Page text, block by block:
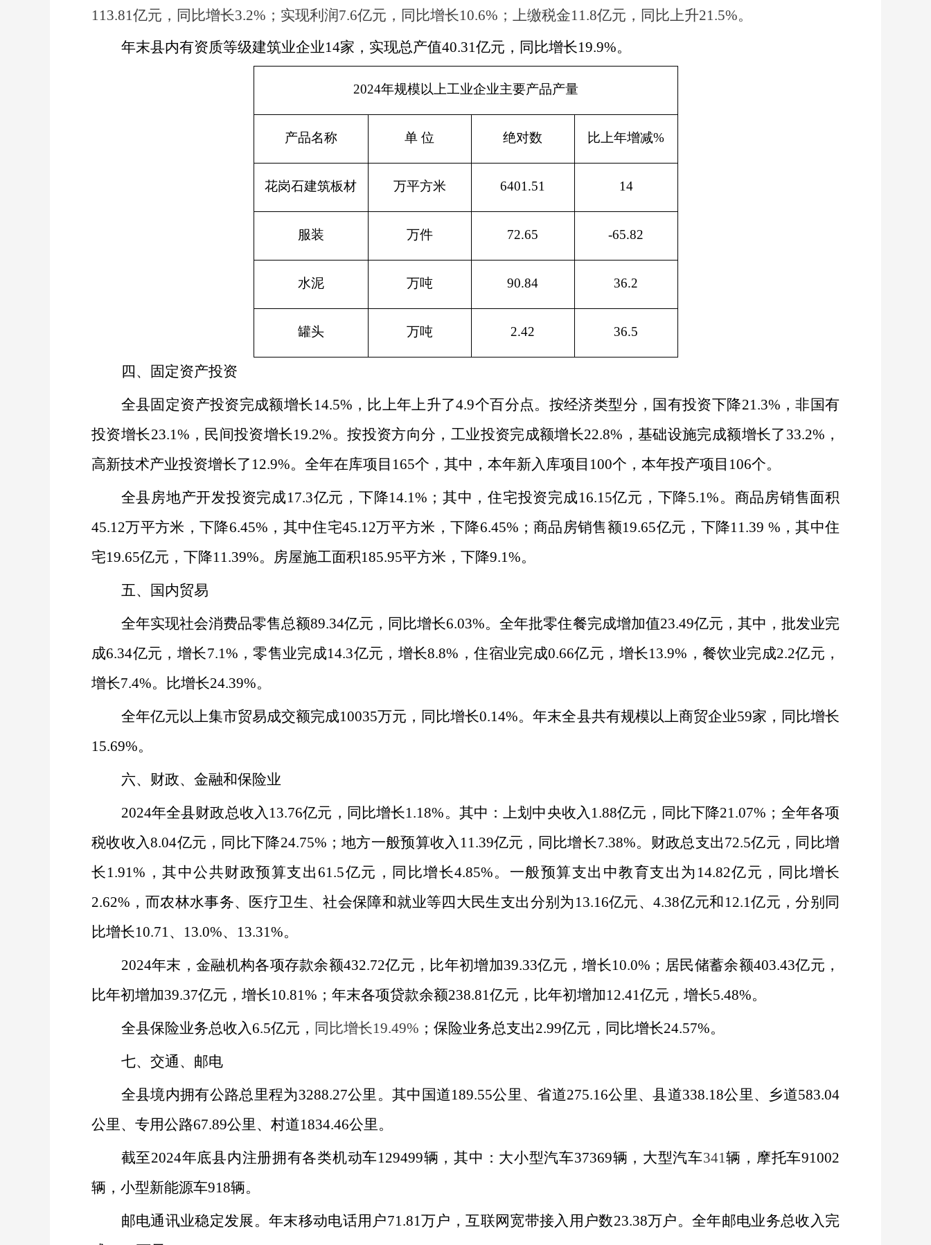
113.81亿元，同比增长3.2% ；实现利润7.6亿元，同比增长10.6% ；上缴税金11.8亿元，同比上升21.5%。
年末县内有资质等级建筑业企业14家，实现总产值40.31亿元，同比增长19.9%。
2024年规模以上工业企业主要产品产量
产品名称 单 位 绝对数 比上年增减%
花岗石建筑板材 万平方米 6401.51 14
服装 万件 72.65 -65.82
水泥 万吨 90.84 36.2
罐头 万吨 2.42 36.5
四、固定资产投资
全县固定资产投资完成额增长14.5% ，比上年上升了4.9个百分点。按经济类型分，国有投资下降21.3% ，非国有
投资增长23.1% ，民间投资增长19.2%。按投资方向分，工业投资完成额增长22.8% ，基础设施完成额增长了 33.2% ，
高新技术产业投资增长了 12.9%。全年在库项目 165个，其中，本年新入库项目 100个，本年投产项目 106个。
全县房地产开发投资完成17.3亿元，下降14.1% ；其中，住宅投资完成16.15亿元，下降5.1%。商品房销售面积
45.12万平方米，下降6.45% ，其中住宅45.12万平方米，下降6.45% ；商品房销售额19.65亿元，下降11.39 % ，其中住
宅19.65亿元，下降11.39%。房屋施工面积185.95平方米，下降9.1%。
五、国内贸易
全年实现社会消费品零售总额89.34亿元，同比增长6.03%。全年批零住餐完成增加值23.49亿元，其中，批发业完
成6.34亿元，增长7.1% ，零售业完成14.3亿元，增长8.8% ，住宿业完成0.66亿元，增长13.9% ，餐饮业完成2.2亿元，
增长7.4%。比增长24.39%。
全年亿元以上集市贸易成交额完成10035万元，同比增长0.14%。年末全县共有规模以上商贸企业59家，同比增长
15.69%。
六、财政、金融和保险业
2024年全县财政总收入 13.76亿元，同比增长1.18%。其中：上划中央收入 1.88亿元，同比下降21.07% ；全年各项
税收收入8.04亿元，同比下降24.75% ；地方一般预算收入 11.39亿元，同比增长7.38%。财政总支出72.5亿元，同比增
长1.91% ，其中公共财政预算支出 61.5亿元，同比增长4.85%。一般预算支出中教育支出为 14.82亿元，同比增长
2.62% ，而农林水事务、医疗卫生、社会保障和就业等四大民生支出分别为 13.16亿元、4.38亿元和 12.1亿元，分别同
比增长10.71、 13.0%、 13.31%。
2024年末，金融机构各项存款余额432.72亿元，比年初增加39.33亿元，增长10.0% ；居民储蓄余额403.43亿元，
比年初增加39.37亿元，增长10.81% ；年末各项贷款余额238.81亿元，比年初增加12.41亿元，增长5.48%。
全县保险业务总收入6.5亿元， 同比增长19.49% ；保险业务总支出2.99亿元，同比增长24.57%。
七、交通、邮电
全县境内拥有公路总里程为3288.27公里。其中国道189.55公里、省道275.16公里、县道338.18公里、乡道583.04
公里、专用公路67.89公里、村道1834.46公里。
截至2024年底县内注册拥有各类机动车129499辆，其中：大小型汽车37369辆，大型汽车341辆，摩托车91002
辆，小型新能源车918辆。
邮电通讯业稳定发展。年末移动电话用户71.81万户，互联网宽带接入用户数23.38万户。全年邮电业务总收入完